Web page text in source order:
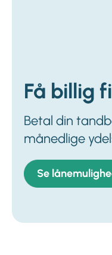
Få billig
Betal din
månedlige
Se